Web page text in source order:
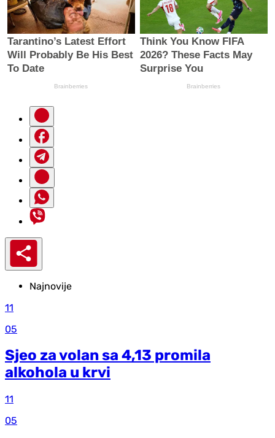
Najnovije
11
05
Sjeo za volan sa 4,13 promila
alkohola u krvi
11
05